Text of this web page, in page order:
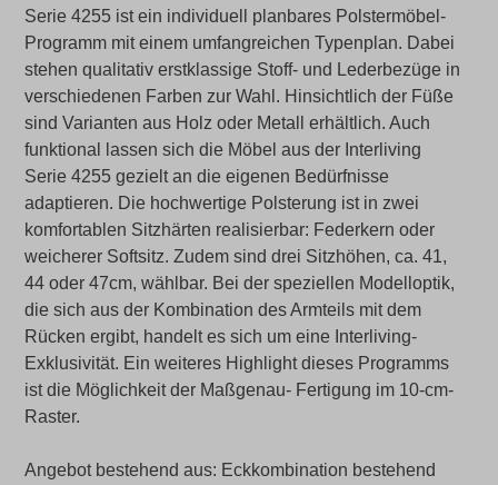
Serie 4255 ist ein individuell planbares Polstermöbel-
Programm mit einem umfangreichen Typenplan. Dabei
stehen qualitativ erstklassige Stoff- und Lederbezüge in
verschiedenen Farben zur Wahl. Hinsichtlich der Füße
sind Varianten aus Holz oder Metall erhältlich. Auch
funktional lassen sich die Möbel aus der Interliving
Serie 4255 gezielt an die eigenen Bedürfnisse
adaptieren. Die hochwertige Polsterung ist in zwei
komfortablen Sitzhärten realisierbar: Federkern oder
weicherer Softsitz. Zudem sind drei Sitzhöhen, ca. 41,
44 oder 47cm, wählbar. Bei der speziellen Modelloptik,
die sich aus der Kombination des Armteils mit dem
Rücken ergibt, handelt es sich um eine Interliving-
Exklusivität. Ein weiteres Highlight dieses Programms
ist die Möglichkeit der Maßgenau- Fertigung im 10-cm-
Raster.
Angebot bestehend aus: Eckkombination bestehend